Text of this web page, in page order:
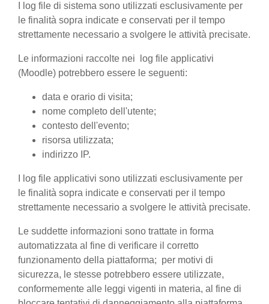
I log file di sistema sono utilizzati esclusivamente per
le finalità sopra indicate e conservati per il tempo
strettamente necessario a svolgere le attività precisate.
Le informazioni raccolte nei log file applicativi
(Moodle) potrebbero essere le seguenti:
data e orario di visita;
nome completo dell'utente;
contesto dell'evento;
risorsa utilizzata;
indirizzo IP.
I log file applicativi sono utilizzati esclusivamente per
le finalità sopra indicate e conservati per il tempo
strettamente necessario a svolgere le attività precisate.
Le suddette informazioni sono trattate in forma
automatizzata al fine di verificare il corretto
funzionamento della piattaforma; per motivi di
sicurezza, le stesse potrebbero essere utilizzate,
conformemente alle leggi vigenti in materia, al fine di